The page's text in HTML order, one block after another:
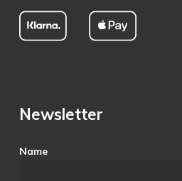
Newsletter
Name